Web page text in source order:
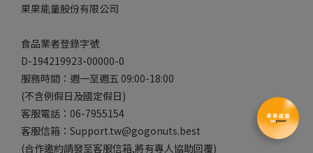
果果能量股份有限公司
食品業者登錄字號
D-194219923-00000-0
服務時間：週一至週五 09:00-18:00
(不含例假日及國定假日)
客服電話：06-7955154
客服信箱：Support.tw@gogonuts.best
(合作邀約請發至客服信箱,將有專人協助回覆)